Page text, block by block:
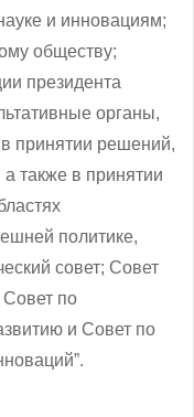
и инновациям;
обществу;
президента
органы,
в принятии решений,
также в принятии
политике,
совет; Совет
Совет по
и Совет по